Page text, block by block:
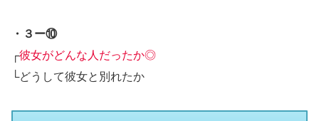
・３ー⑩
┌彼女がどんな人だったか◎
└どうして彼女と別れたか